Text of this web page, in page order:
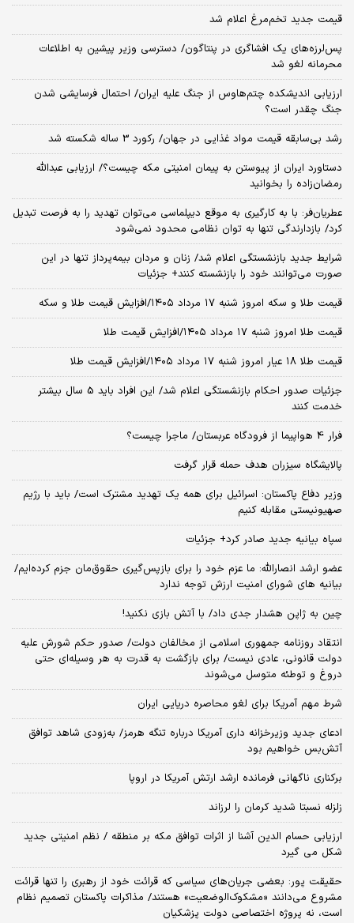
قیمت جدید تخم‌مرغ اعلام شد
پس‌لرزه‌های یک افشاگری در پنتاگون/ دسترسی وزیر پیشین به اطلاعات
محرمانه لغو شد
ارزیابی اندیشکده چتم‌هاوس از جنگ علیه ایران/ احتمال فرسایشی شدن
جنگ چقدر است؟
رشد بی‌سابقه قیمت مواد غذایی در جهان/ رکورد 3 ساله شکسته شد
دستاورد ایران از پیوستن به پیمان امنیتی مکه چیست؟/ ارزیابی عبدالله
رمضان‌زاده را بخوانید
عطریان‌فر: با به کارگیری به موقع دیپلماسی می‌توان تهدید را به فرصت تبدیل
کرد/ بازدارندگی تنها به توان نظامی محدود نمی‌شود
شرایط جدید بازنشستگی اعلام شد/ زنان و مردان بیمه‌پرداز تنها در این
صورت می‌توانند خود را بازنشسته کنند+ جزئیات
قیمت طلا و سکه امروز شنبه ۱۷ مرداد ۱۴۰۵/افزایش قیمت طلا و سکه
قیمت طلا امروز شنبه ۱۷ مرداد ۱۴۰۵/افزایش قیمت طلا
قیمت طلا ۱۸ عیار امروز شنبه ۱۷ مرداد ۱۴۰۵/افزایش قیمت طلا
جزئیات صدور احکام بازنشستگی اعلام شد/ این افراد باید 5 سال بیشتر
خدمت کنند
فرار 4 هواپیما از فرودگاه عربستان/ ماجرا چیست؟
پالایشگاه سیزران هدف حمله قرار گرفت
وزیر دفاع پاکستان: اسرائیل برای همه یک تهدید مشترک است/ باید با رژیم
صهیونیستی مقابله کنیم
سپاه بیانیه جدید صادر کرد+ جزئیات
عضو ارشد انصارالله: ما عزم خود را برای بازپس‌گیری حقوق‌مان جزم کرده‌ایم/
بیانیه‌ های شورای امنیت ارزش توجه ندارد
چین به ژاپن هشدار جدی داد/ با آتش بازی نکنید!
انتقاد روزنامه جمهوری اسلامی از مخالفان دولت/ صدور حکم شورش علیه
دولت قانونی، عادی نیست/ برای بازگشت به قدرت به هر وسیله‌ای حتی
دروغ و توطئه متوسل می‌شوند
شرط مهم آمریکا برای لغو محاصره دریایی ایران
ادعای جدید وزیرخزانه داری آمریکا درباره تنگه هرمز/ به‌زودی شاهد توافق
آتش‌بس خواهیم بود
برکناری ناگهانی فرمانده ارشد ارتش آمریکا در اروپا
زلزله نسبتا شدید کرمان را لرزاند
ارزیابی حسام الدین آشنا از اثرات توافق مکه بر منطقه / نظم امنیتی جدید
شکل می گیرد
حقیقت پور: بعضی جریان‌های سیاسی که قرائت خود از رهبری را تنها قرائت
مشروع می‌دانند «مشکوک‌الوضعیت» هستند/ مذاکرات پاکستان تصمیم نظام
است، نه پروژه اختصاصی دولت پزشکیان